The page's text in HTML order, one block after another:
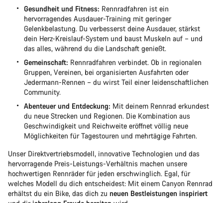
Gesundheit und Fitness: Rennradfahren ist ein
hervorragendes Ausdauer-Training mit geringer
Gelenkbelastung. Du verbesserst deine Ausdauer, stärkst
dein Herz-Kreislauf-System und baust Muskeln auf – und
das alles, während du die Landschaft genießt.
Gemeinschaft: Rennradfahren verbindet. Ob in regionalen
Gruppen, Vereinen, bei organisierten Ausfahrten oder
Jedermann-Rennen – du wirst Teil einer leidenschaftlichen
Community.
Abenteuer und Entdeckung: Mit deinem Rennrad erkundest
du neue Strecken und Regionen. Die Kombination aus
Geschwindigkeit und Reichweite eröffnet völlig neue
Möglichkeiten für Tagestouren und mehrtägige Fahrten.
Unser Direktvertriebsmodell, innovative Technologien und das
hervorragende Preis-Leistungs-Verhältnis machen unsere
hochwertigen Rennräder für jeden erschwinglich. Egal, für
welches Modell du dich entscheidest: Mit einem Canyon Rennrad
erhältst du ein Bike, das dich zu neuen Bestleistungen inspiriert